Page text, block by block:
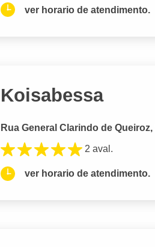
ver horario de atendimento.
Koisabessa
Rua General Clarindo de
2 aval.
ver horario de atendimento.